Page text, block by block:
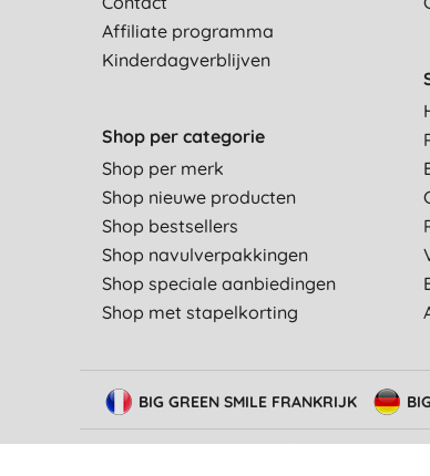
Affiliate programma
Kinderdagverblijven
Shop per categorie
Shop per merk
Shop nieuwe producten
Shop bestsellers
Shop navulverpakkingen
Shop speciale aanbiedingen
Shop met stapelkorting
BIG GREEN SMILE FRANKRIJK